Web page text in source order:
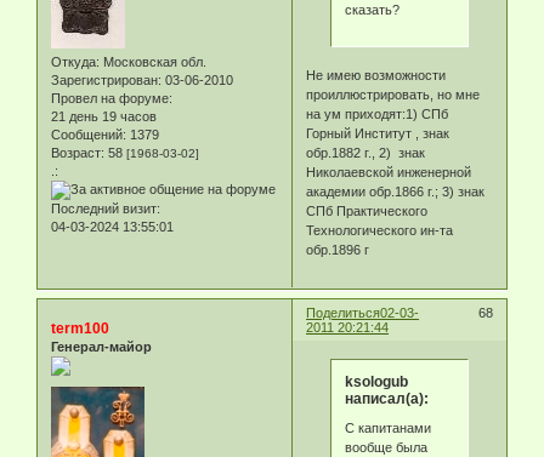
Откуда: Московская обл.
Зарегистрирован: 03-06-2010
Провел на форуме:
21 день 19 часов
Сообщений: 1379
Возраст: 58 [1968-03-02]
.:
Последний визит:
04-03-2024 13:55:01
сказать?
Не имею возможности
проиллюстрировать, но мне
на ум приходят:1) СПб
Горный Институт , знак
обр.1882 г., 2) знак
Николаевской инженерной
академии обр.1866 г.; 3) знак
СПб Практического
Технологического ин-та
обр.1896 г
Поделиться 68
02-03-
2011 20:21:44
term100
Генерал-майор
ksologub
написал(а):
С капитанами
вообще была